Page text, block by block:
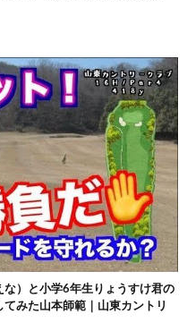
な）と小学6年生りょうすけ君の
みた山本師範｜山東カントリ